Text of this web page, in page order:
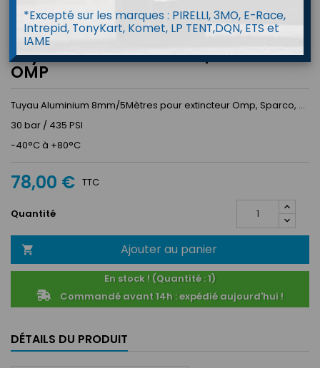
Tuyau Aluminium 8mm/5M 30bar
OMP
Tuyau Aluminium 8mm/5Mètres pour extincteur Omp, Sparco, ...
30 bar / 435 PSI
-40°C à +80°C
78,00 € TTC
Quantité
 Ajouter au panier
En stock ! (Quantité : 1)
Commandé avant 14h : expédié aujourd'hui !
DÉTAILS DU PRODUIT
*Excepté sur les marques : PIRELLI, 3MO, E-Race,
Intrepid, TonyKart, Komet, LP TENT,DQN, ETS et
IAME